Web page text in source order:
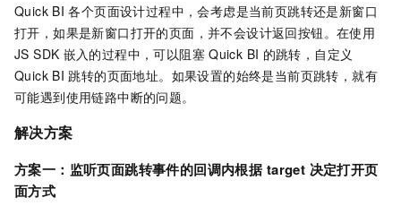
Quick BI 各个页面设计过程中，会考虑是当前页跳转还是新窗口
打开，如果是新窗口打开的页面，并不会设计返回按钮。在使用
JS SDK 嵌入的过程中，可以阻塞 Quick BI 的跳转，自定义
Quick BI 跳转的页面地址。如果设置的始终是当前页跳转，就有
可能遇到使用链路中断的问题。
解决方案
方案一：监听页面跳转事件的回调内根据 target 决定打开页
面方式